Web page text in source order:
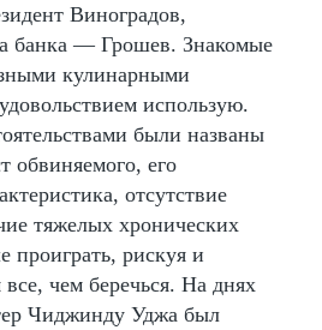
Виноградов,
банка — Грошев. Знакомые
кулинарными
использую.
были названы
обвиняемого, его
отсутствие
тяжелых хронических
проиграть, рискуя и
чем беречься. На днях
Чиджинду Уджа был